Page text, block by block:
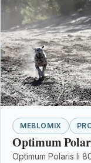
MEBLOMIX
Optimum
Optimum Polaris Ii